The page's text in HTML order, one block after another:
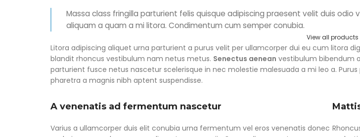
Massa class fringilla parturient felis quisque adipiscing praesent velit duis
aliquam a quam a mi litora. Condimentum cum semper conubia.
View all products
Litora adipiscing aliquet urna parturient a purus velit per ullamcorper dui eu cum litora
blandit rhoncus vestibulum nam netus metus. Senectus aenean vestibulum bibendum
parturient fusce netus nascetur scelerisque in nec molestie malesuada a mi leo a.
pharetra a magnis nibh aptent suspendisse.
A venenatis ad fermentum nascetur
Varius a ullamcorper duis elit conubia urna fermentum vel eros venenatis donec